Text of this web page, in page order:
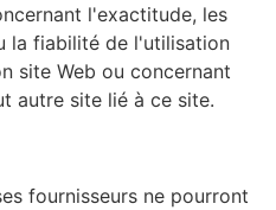
l'exactitude, les
la fiabilité de l'utilisation
site Web ou concernant
autre site lié à ce site.
fournisseurs ne pourront